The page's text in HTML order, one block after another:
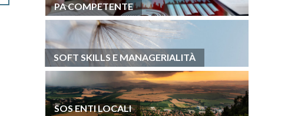
PA COMPETENTE
SOFT SKILLS E MANAGERIALITÀ
SOS ENTI LOCALI